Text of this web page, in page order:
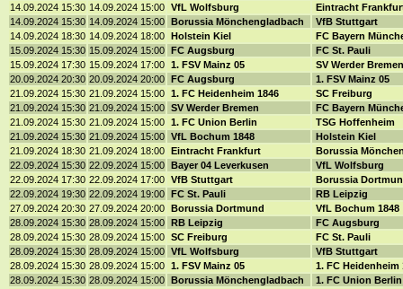
14.09.2024 15:30 14.09.2024 15:00 VfL Wolfsburg
Eintracht
14.09.2024 15:30 14.09.2024 15:00 Borussia Mönchengladbach
VfB Stuttgart
14.09.2024 18:30 14.09.2024 18:00 Holstein Kiel
FC Bayern
15.09.2024 15:30 15.09.2024 15:00 FC Augsburg
FC St. Pauli
15.09.2024 17:30 15.09.2024 17:00 1. FSV Mainz 05
SV Werder
20.09.2024 20:30 20.09.2024 20:00 FC Augsburg
1. FSV Mainz 05
21.09.2024 15:30 21.09.2024 15:00 1. FC Heidenheim 1846
SC Freiburg
21.09.2024 15:30 21.09.2024 15:00 SV Werder Bremen
FC Bayern
21.09.2024 15:30 21.09.2024 15:00 1. FC Union Berlin
TSG Hoffenheim
21.09.2024 15:30 21.09.2024 15:00 VfL Bochum 1848
Holstein Kiel
21.09.2024 18:30 21.09.2024 18:00 Eintracht Frankfurt
Borussia
22.09.2024 15:30 22.09.2024 15:00 Bayer 04 Leverkusen
VfL Wolfsburg
22.09.2024 17:30 22.09.2024 17:00 VfB Stuttgart
Borussia
22.09.2024 19:30 22.09.2024 19:00 FC St. Pauli
RB Leipzig
27.09.2024 20:30 27.09.2024 20:00 Borussia Dortmund
VfL Bochum 1848
28.09.2024 15:30 28.09.2024 15:00 RB Leipzig
FC Augsburg
28.09.2024 15:30 28.09.2024 15:00 SC Freiburg
FC St. Pauli
28.09.2024 15:30 28.09.2024 15:00 VfL Wolfsburg
VfB Stuttgart
28.09.2024 15:30 28.09.2024 15:00 1. FSV Mainz 05
1. FC Heidenheim
28.09.2024 15:30 28.09.2024 15:00 Borussia Mönchengladbach
1. FC Union